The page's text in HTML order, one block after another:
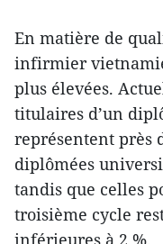
En matière de
infirmier
plus élevées.
titulaires d’un
représentent près
diplômées
tandis que celles
troisième cycle